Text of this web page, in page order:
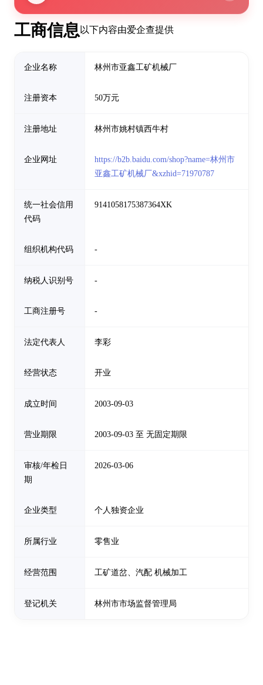
工商信息 以下内容由爱企查提供
企业名称 林州市亚鑫工矿机械厂
注册资本 50万元
注册地址 林州市姚村镇西牛村
企业网址
https://b2b.baidu.com/shop?name=林州市
亚鑫工矿机械厂&xzhid=71970787
统一社会信用
代码
9141058175387364XK
组织机构代码 -
纳税人识别号 -
工商注册号 -
法定代表人 李彩
经营状态 开业
成立时间 2003-09-03
营业期限 2003-09-03 至 无固定期限
审核/年检日
期
2026-03-06
企业类型 个人独资企业
所属行业 零售业
经营范围 工矿道岔、汽配 机械加工
登记机关 林州市市场监督管理局